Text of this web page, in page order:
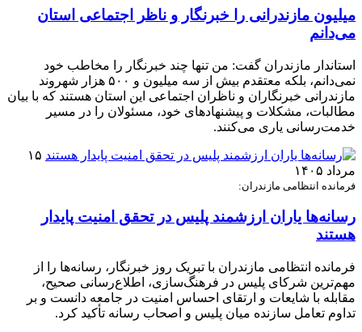
میلیون مازندرانی را خبرنگار و ناظر اجتماعی استان
می‌دانم
استاندار مازندران گفت: من تنها چند خبرنگار را مخاطب خود
نمی‌دانم، بلکه معتقدم بیش از سه میلیون و ۵۰۰ هزار شهروند
مازندرانی خبرنگاران و ناظران اجتماعی این استان هستند که با بیان
مطالبات، مشکلات و پیشنهادهای خود، مسئولان را در مسیر
خدمت‌رسانی یاری می‌کنند.
۱۵
مرداد ۱۴۰۵
فرمانده انتظامی مازندران:
رسانه‌ها یاران ارزشمند پلیس در تحقق امنیت پایدار
هستند
فرمانده انتظامی مازندران با تبریک روز خبرنگار، رسانه‌ها را از
مهم‌ترین شرکای پلیس در فرهنگ‌سازی، اطلاع‌رسانی صحیح،
مقابله با شایعات و ارتقای احساس امنیت در جامعه دانست و بر
تداوم تعامل سازنده میان پلیس و اصحاب رسانه تأکید کرد.